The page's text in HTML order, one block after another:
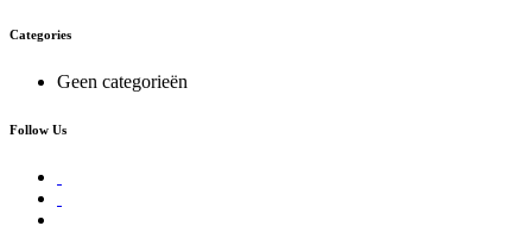
Categories
Geen categorieën
Follow Us